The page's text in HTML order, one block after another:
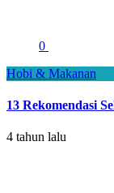
0
Hobi & Makanan
13 Rekomendasi
4 tahun lalu